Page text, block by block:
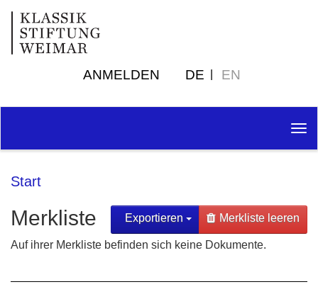
ANMELDEN DE EN
Start
Exportieren Merkliste leeren
Merkliste
Auf ihrer Merkliste befinden sich keine Dokumente.